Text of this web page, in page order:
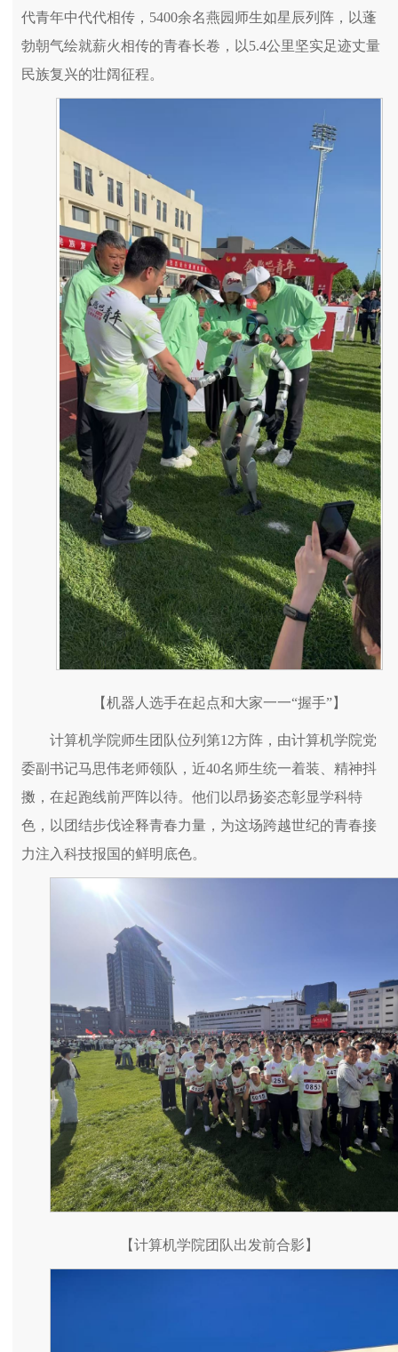
代青年中代代相传，5400余名燕园师生如星辰列阵，以蓬
勃朝气绘就薪火相传的青春长卷，以5.4公里坚实足迹丈量
民族复兴的壮阔征程。
【机器人选手在起点和大家一一“握手”】
计算机学院师生团队位列第12方阵，由计算机学院党
委副书记马思伟老师领队，近40名师生统一着装、精神抖
擞，在起跑线前严阵以待。他们以昂扬姿态彰显学科特
色，以团结步伐诠释青春力量，为这场跨越世纪的青春接
力注入科技报国的鲜明底色。
【计算机学院团队出发前合影】